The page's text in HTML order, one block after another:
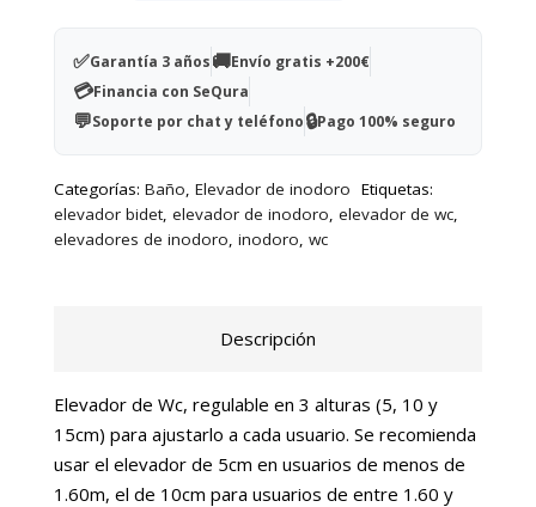
regulable
con
brazos
✅Garantía 3 años🚚Envío gratis +200€
💳Financia con SeQura
💬Soporte por chat y teléfono🔒Pago 100% seguro
Categorías: Baño Elevador de inodoro Etiquetas:
elevador bidet elevador de inodoro elevador de wc
elevadores de inodoro inodoro wc
Descripción
Elevador de Wc, regulable en 3 alturas (5, 10 y
15cm) para ajustarlo a cada usuario. Se recomienda
usar el elevador de 5cm en usuarios de menos de
1.60m, el de 10cm para usuarios de entre 1.60 y